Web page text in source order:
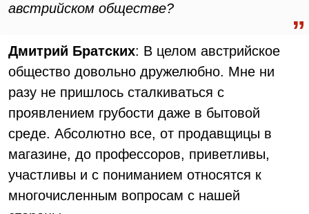
австрийском обществе?
Дмитрий Братских: В целом австрийское
общество довольно дружелюбно. Мне ни
разу не пришлось сталкиваться с
проявлением грубости даже в бытовой
среде. Абсолютно все, от продавщицы в
магазине, до профессоров, приветливы,
участливы и с пониманием относятся к
многочисленным вопросам с нашей